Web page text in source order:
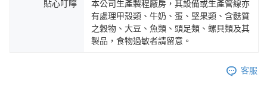
貼心叮嚀
本公司生產製程廠房，其設備或生產管線亦
有處理甲殼類、牛奶、蛋、堅果類、含麩質
之穀物、大豆、魚類、頭足類、螺貝類及其
製品，食物過敏者請留意。
客服